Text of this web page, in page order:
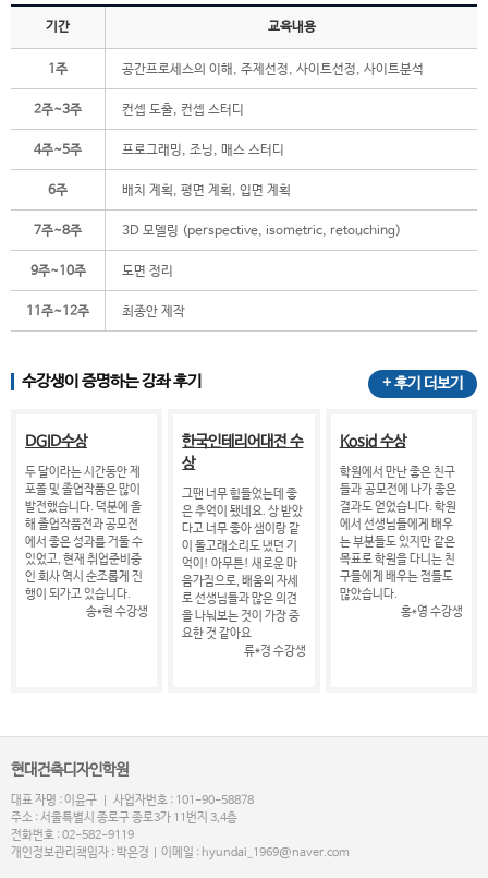
기간 교육내용
1주 공간프로세스의 이해, 주제선정, 사이트선정, 사이트분석
2주~3주 컨셉 도출, 컨셉 스터디
4주~5주 프로그래밍, 조닝, 매스 스터디
6주 배치 계획, 평면 계획, 입면 계획
7주~8주 3D 모델링 (perspective, isometric, retouching)
9주~10주 도면 정리
11주~12주 최종안 제작
수강생이 증명하는 강좌 후기 + 후기 더보기
DGID수상
두 달이라는 시간동안 제
포폴 및 졸업작품은 많이
발전했습니다. 덕분에 올
해 졸업작품전과 공모전
에서 좋은 성과를 거둘 수
있었고, 현재 취업준비중
인 회사 역시 순조롭게 진
행이 되가고 있습니다.
송*현 수강생
한국인테리어대전 수
상
그땐 너무 힘들었는데 좋
은 추억이 됐네요. 상 받았
다고 너무 좋아 샘이랑 같
이 돌고래소리도 냈던 기
억이! 아무튼! 새로운 마
음가짐으로, 배움의 자세
로 선생님들과 많은 의견
을 나눠보는 것이 가장 중
요한 것 같아요
류*경 수강생
Kosid 수상
학원에서 만난 좋은 친구
들과 공모전에 나가 좋은
결과도 얻었습니다. 학원
에서 선생님들에게 배우
는 부분들도 있지만 같은
목표로 학원을 다니는 친
구들에게 배우는 점들도
많았습니다.
홍*영 수강생
현대건축디자인학원
대표 자명 : 이윤구 | 사업자번호 : 101-90-58878
주소 : 서울특별시 종로구 종로3가 11번지 3,4층
전화번호 : 02-582-9119
개인정보관리책임자 : 박은경 | 이메일 : hyundai_1969@naver.com